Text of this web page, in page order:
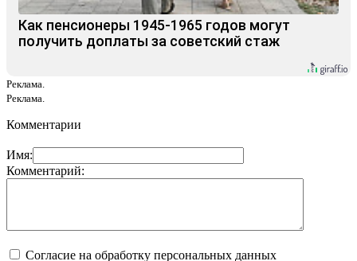
Как пенсионеры 1945-1965 годов могут
получить доплаты за советский стаж
Реклама.
Реклама.
Комментарии
Имя:
Комментарий:
Согласие на обработку персональных данных